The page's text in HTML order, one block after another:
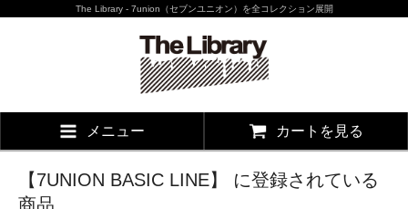
The Library - 7union（セブンユニオン）を全コレクション展開
メニュー カートを見る
【7UNION BASIC LINE】 に登録されている
商品